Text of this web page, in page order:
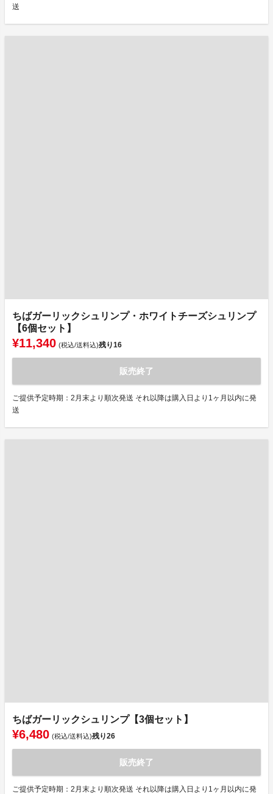
送
ちばガーリックシュリンプ・ホワイトチーズシュリンプ
【6個セット】
¥11,340 (税込/送料込)残り16
販売終了
ご提供予定時期：2月末より順次発送 それ以降は購入日より1ヶ月以内に発
送
ちばガーリックシュリンプ【3個セット】
¥6,480 (税込/送料込)残り26
販売終了
ご提供予定時期：2月末より順次発送 それ以降は購入日より1ヶ月以内に発